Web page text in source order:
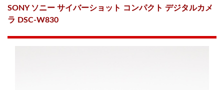
SONY ソニー サイバーショット コンパクト デジタルカメ
ラ DSC-W830